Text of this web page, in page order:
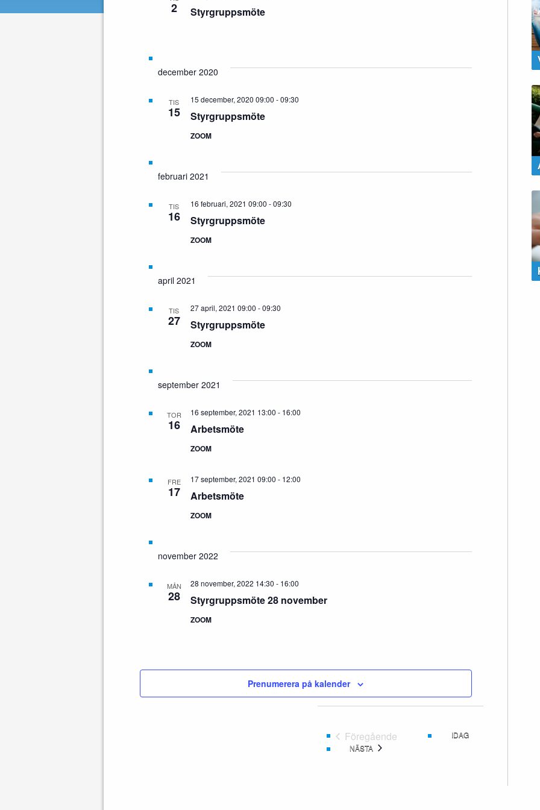
2 Styrgruppsmöte
december 2020
TIS
15 Styrgruppsmöte
15 december, 2020 09:00 -09:30
ZOOM
februari 2021
TIS
16 Styrgruppsmöte
16 februari, 2021 09:00 -09:30
ZOOM
april 2021
TIS
27 Styrgruppsmöte
27 april, 2021 09:00 -09:30
ZOOM
september 2021
TOR
16 Arbetsmöte
16 september, 2021 13:00 - 16:00
ZOOM
FRE
17 Arbetsmöte
17 september, 2021 09:00 - 12:00
ZOOM
november 2022
MÅN
28 Styrgruppsmöte 28 november
28 november, 2022 14:30 - 16:00
ZOOM
Föregående
Evenemang
IDAG
NÄSTAEVENEMANG
Prenumerera på kalender